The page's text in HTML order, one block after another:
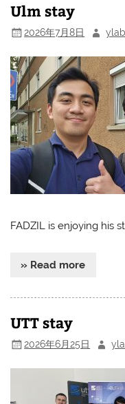
Ulm stay
2026年7月8日 ylab
FADZIL is enjoying his
» Read more
UTT stay
2026年6月25日